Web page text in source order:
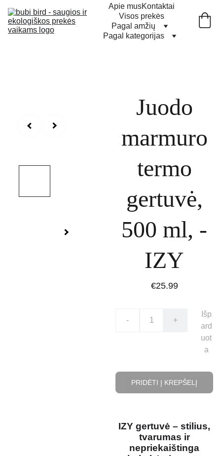
Apie musKontaktai
Visos prekės
Pagal amžių
Pagal kategorijas
Juodo
marmuro
termo
gertuvė,
500 ml, -
IZY
€25.99
- +
Išp
ard
uot
a
PRIDĖTI Į KREPŠELĮ
IZY gertuvė – stilius,
tvarumas ir
nepriekaištinga